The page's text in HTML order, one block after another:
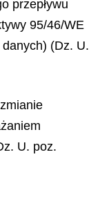
przepływu
95/46/WE
(Dz. U.
U. poz.